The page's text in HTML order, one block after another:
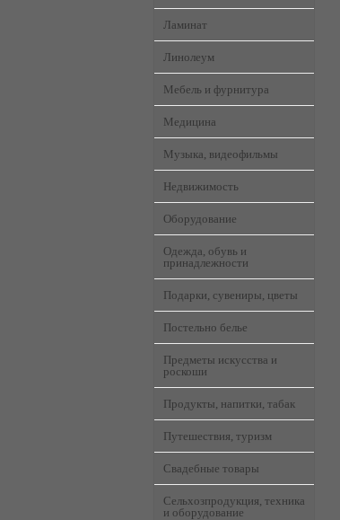
Ламинат
Линолеум
Мебель и фурнитура
Медицина
Музыка, видеофильмы
Недвижимость
Оборудование
Одежда, обувь и
принадлежности
Подарки, сувениры, цветы
Постельно белье
Предметы искусства и
роскоши
Продукты, напитки, табак
Путешествия, туризм
Свадебные товары
Сельхозпродукция, техника
и оборудование